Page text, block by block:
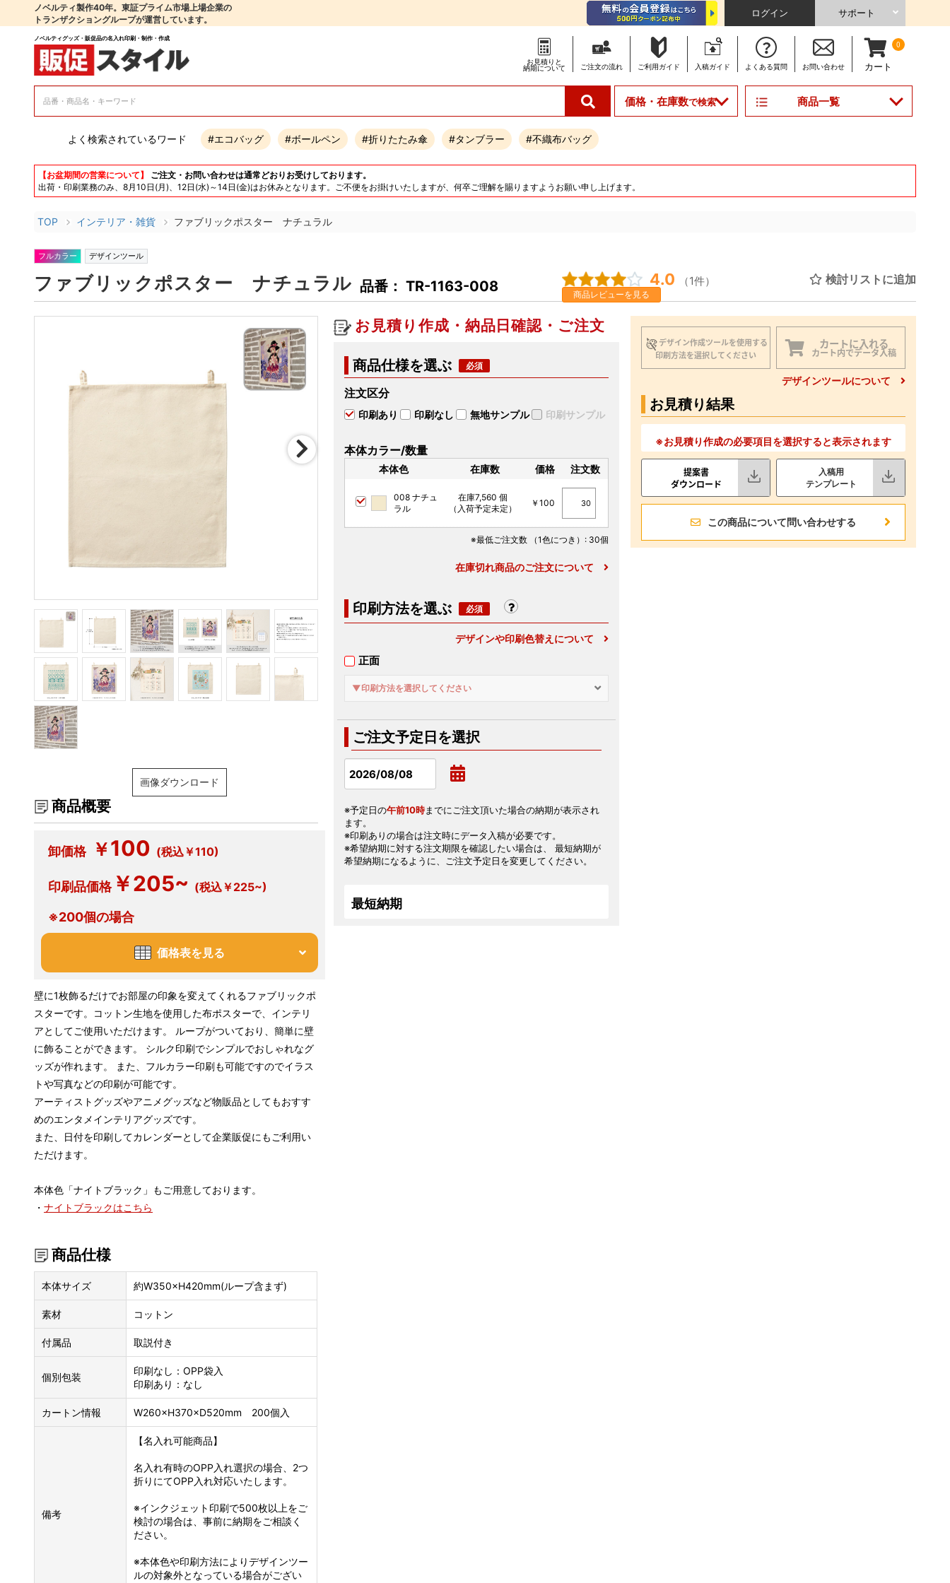
ノベルティ製作40年。東証プライム市場上場企業の
トランザクショングループが運営しています。
ログイン サポート
ノベルティグッズ・販促品の名入れ印刷・制作・作成
お見積りと
納期について
ご注文の流れ ご利用ガイド 入稿ガイド よくある質問 お問い合わせ
0
カート
価格・在庫数で検索 商品一覧
よく検索されているワード #エコバッグ #ボールペン #折りたたみ傘 #タンブラー #不織布バッグ
【お盆期間の営業について】
ご注文・お問い合わせは通常どおりお受けしております。
出荷・印刷業務のみ、8月10日(月)、12日(水)～14日(金)はお休みとなります。ご不便をお掛けいたしますが、何卒ご理解を賜りますようお願い申し上げます。
TOP インテリア・雑貨 ファブリックポスター ナチュラル
フルカラー デザインツール
ファブリックポスター ナチュラル 品番： TR-1163-008 4.0 （1件）
商品レビューを見る
検討リストに追加
画像ダウンロード
商品概要
卸価格 ￥100 (税込￥110)
印刷品価格￥205~ (税込￥225~)
※200個の場合
価格表を見る
壁に1枚飾るだけでお部屋の印象を変えてくれるファブリックポ
スターです。コットン生地を使用した布ポスターで、インテリ
アとしてご使用いただけます。 ループがついており、簡単に壁
に飾ることができます。 シルク印刷でシンプルでおしゃれなグ
ッズが作れます。 また、フルカラー印刷も可能ですのでイラス
トや写真などの印刷が可能です。
アーティストグッズやアニメグッズなど物販品としてもおすす
めのエンタメインテリアグッズです。
また、日付を印刷してカレンダーとして企業販促にもご利用い
ただけます。
本体色「ナイトブラック」もご用意しております。
・ ナイトブラックはこちら
商品仕様
本体サイズ 約W350×H420mm(ループ含まず)
素材 コットン
付属品 取説付き
個別包装
印刷なし：OPP袋入
印刷あり：なし
カートン情報 W260×H370×D520mm 200個入
備考
【名入れ可能商品】
名入れ有時のOPP入れ選択の場合、2つ
折りにてOPP入れ対応いたします。
※インクジェット印刷で500枚以上をご
検討の場合は、事前に納期をご相談く
ださい。
※本体色や印刷方法によりデザインツー
ルの対象外となっている場合がござい
お見積り作成・納品日確認・ご注文
商品仕様を選ぶ
注文区分
印刷あり 印刷なし 無地サンプル 印刷サンプル
本体カラー/数量
本体色 在庫数 価格 注文数
008 ナチュ
ラル
在庫7,560 個
（入荷予定未定）
￥100
※最低ご注文数 （1色につき） : 30個
在庫切れ商品のご注文について
印刷方法を選ぶ
デザインや印刷色替えについて
正面
▼印刷方法を選択してください
ご注文予定日を選択
※予定日の午前10時までにご注文頂いた場合の納期が表示され
ます。
※印刷ありの場合は注文時にデータ入稿が必要です。
※希望納期に対する注文期限を確認したい場合は、 最短納期が
希望納期になるように、ご注文予定日を変更してください。
最短納期
デザイン作成ツールを使用する
印刷方法を選択してください
カートに入れる
カート内でデータ入稿
デザインツールについて
お見積り結果
※お見積り作成の必要項目を選択すると表示されます
提案書
ダウンロード
入稿用
テンプレート
この商品について問い合わせする